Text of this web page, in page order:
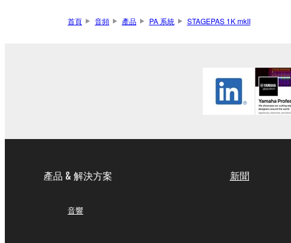
首頁 音頻 產品 PA 系統 STAGEPAS 1K mkII
產品 & 解決方案
音響
新聞